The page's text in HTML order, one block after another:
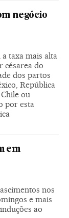
negócio
taxa mais alta
césarea do
dos partos
República
ou
por esta
em
nos
e mais
ao